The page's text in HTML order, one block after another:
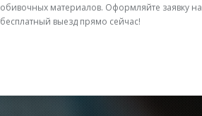
обивочных материалов. Оформляйте заявку на
бесплатный выезд прямо сейчас!